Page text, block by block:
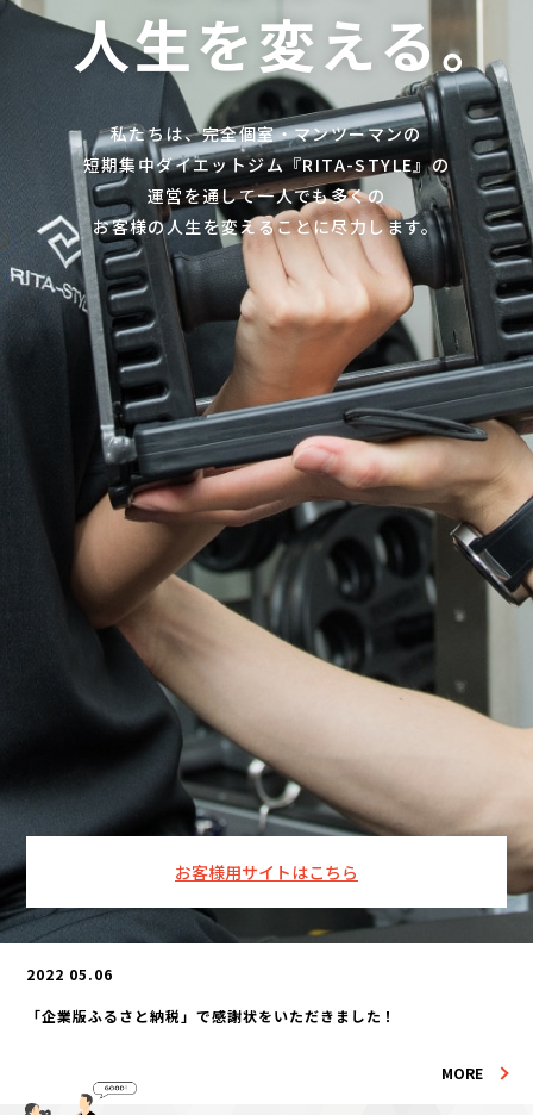
人生を変える。
私たちは、完全個室・マンツーマンの
短期集中ダイエットジム『RITA-STYLE』の
運営を通して一人でも多くの
お客様の人生を変えることに尽力します。
2022 05.06
MORE
「企業版ふるさと納税」で感謝状をいただきました！
2022 05.06
MORE
非常勤監査役就任のお知らせ
お客様用サイトはこちら